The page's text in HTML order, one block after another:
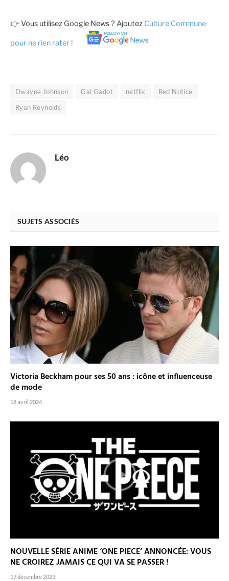
👉 Vous utilisez Google News ? Ajoutez Culture Commune
pour ne rien rater !
Dwayne Johnson Gal Gadot netflix
Red Notice
Ryan Reynolds
Léo
SUJETS ASSOCIÉS
Victoria Beckham pour ses 50 ans : icône et influenceuse
de mode
18 avril 2024
NOUVELLE SÉRIE ANIME ‘ONE PIECE’ ANNONCÉE: VOUS
NE CROIREZ JAMAIS CE QUI VA SE PASSER !
17 décembre 2023